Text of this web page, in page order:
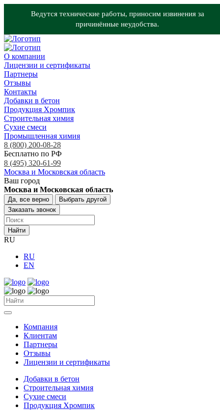
Ведутся технические работы, приносим извинения за
причинённые неудобства.
О компании
Лицензии и сертификаты
Партнеры
Отзывы
Контакты
Добавки в бетон
Продукция Хромпик
Строительная химия
Сухие смеси
Промышленная химия
8 (800) 200-08-28
Бесплатно по РФ
8 (495) 320-61-99
Москва и Московская область
Ваш город
Москва и Московская область
Да, все верно
Выбрать другой
Заказать звонок
Найти
RU
RU
EN
Компания
Клиентам
Партнеры
Отзывы
Лицензии и сертификаты
Добавки в бетон
Строительная химия
Сухие смеси
Продукция Хромпик